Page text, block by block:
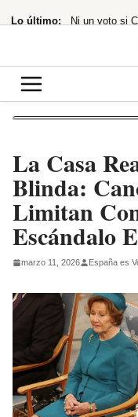
al Lo último:
¿El principio
La Casa
Blinda:
Limitan
Escándalo
marzo 11, 2026 España es